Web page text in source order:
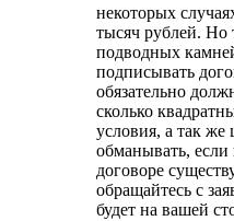
некоторых
тысяч рублей. Но
подводных
подписывать
обязательно
сколько
условия, а так же
обманывать, если
договоре
обращайтесь с
будет на вашей